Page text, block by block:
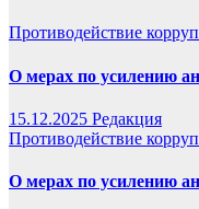
Противодействие
О мерах по усилению
15.12.2025 Редакция
Противодействие
О мерах по усилению